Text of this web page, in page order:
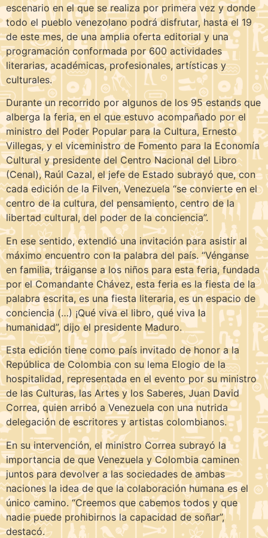
escenario en el que se realiza por primera vez y donde
todo el pueblo venezolano podrá disfrutar, hasta el 19
de este mes, de una amplia oferta editorial y una
programación conformada por 600 actividades
literarias, académicas, profesionales, artísticas y
culturales.
Durante un recorrido por algunos de los 95 estands que
alberga la feria, en el que estuvo acompañado por el
ministro del Poder Popular para la Cultura, Ernesto
Villegas, y el viceministro de Fomento para la Economía
Cultural y presidente del Centro Nacional del Libro
(Cenal), Raúl Cazal, el jefe de Estado subrayó que, con
cada edición de la Filven, Venezuela “se convierte en el
centro de la cultura, del pensamiento, centro de la
libertad cultural, del poder de la conciencia”.
En ese sentido, extendió una invitación para asistir al
máximo encuentro con la palabra del país. “Vénganse
en familia, tráiganse a los niños para esta feria, fundada
por el Comandante Chávez, esta feria es la fiesta de la
palabra escrita, es una fiesta literaria, es un espacio de
conciencia (…) ¡Qué viva el libro, qué viva la
humanidad”, dijo el presidente Maduro.
Esta edición tiene como país invitado de honor a la
República de Colombia con su lema Elogio de la
hospitalidad, representada en el evento por su ministro
de las Culturas, las Artes y los Saberes, Juan David
Correa, quien arribó a Venezuela con una nutrida
delegación de escritores y artistas colombianos.
En su intervención, el ministro Correa subrayó la
importancia de que Venezuela y Colombia caminen
juntos para devolver a las sociedades de ambas
naciones la idea de que la colaboración humana es el
único camino. “Creemos que cabemos todos y que
nadie puede prohibirnos la capacidad de soñar”,
destacó.